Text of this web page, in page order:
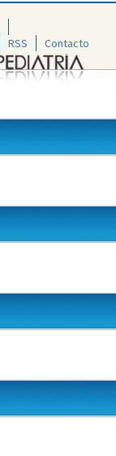
RSS Contacto